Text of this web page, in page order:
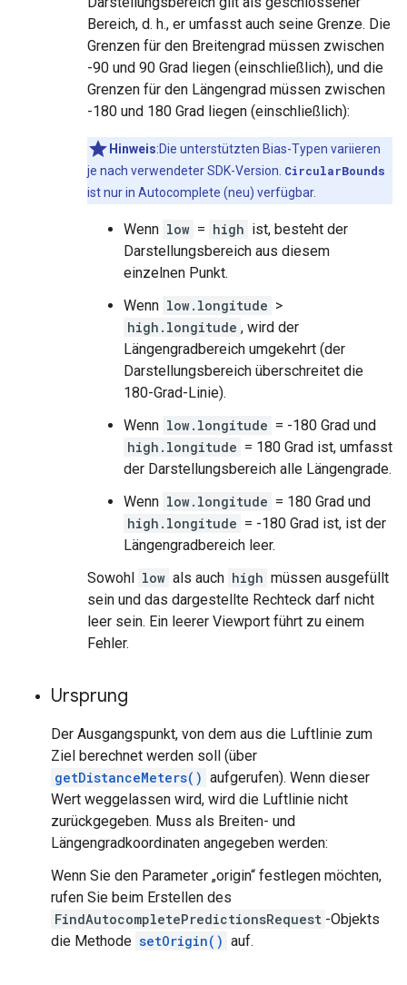
Bereich, d. h., er umfasst auch seine Grenze. Die
Grenzen für den Breitengrad müssen zwischen
-90 und 90 Grad liegen (einschließlich), und die
Grenzen für den Längengrad müssen zwischen
-180 und 180 Grad liegen (einschließlich):
Hinweis:Die unterstützten Bias-Typen variieren
je nach verwendeter SDK-Version. CircularBounds
ist nur in Autocomplete (neu) verfügbar.
Wenn low = high ist, besteht der
Darstellungsbereich aus diesem
einzelnen Punkt.
Wenn low.longitude >
high.longitude , wird der
Längengradbereich umgekehrt (der
Darstellungsbereich überschreitet die
180-Grad-Linie).
Wenn low.longitude = -180 Grad und
high.longitude = 180 Grad ist, umfasst
der Darstellungsbereich alle Längengrade.
Wenn low.longitude = 180 Grad und
high.longitude = -180 Grad ist, ist der
Längengradbereich leer.
Sowohl low als auch high müssen ausgefüllt
sein und das dargestellte Rechteck darf nicht
leer sein. Ein leerer Viewport führt zu einem
Fehler.
Ursprung
Der Ausgangspunkt, von dem aus die Luftlinie zum
Ziel berechnet werden soll (über
getDistanceMeters() aufgerufen). Wenn dieser
Wert weggelassen wird, wird die Luftlinie nicht
zurückgegeben. Muss als Breiten- und
Längengradkoordinaten angegeben werden:
Wenn Sie den Parameter „origin“ festlegen möchten,
rufen Sie beim Erstellen des
FindAutocompletePredictionsRequest -Objekts
die Methode setOrigin() auf.